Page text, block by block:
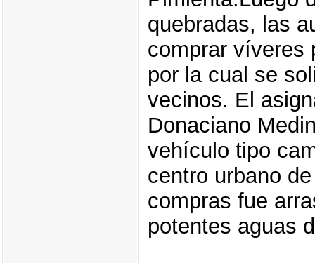
quebradas, las
comprar víveres
por la cual se
vecinos. El
Donaciano
vehículo tipo
centro urbano
compras fue
potentes aguas